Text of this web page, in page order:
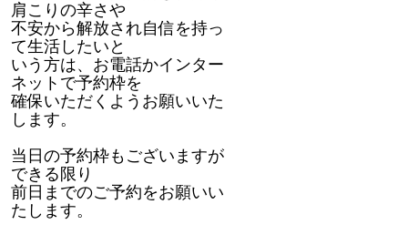
肩こりの辛さや
不安から解放され自信を持っ
て生活したいと
いう方は、お電話かインター
ネットで予約枠を
確保いただくようお願いいた
します。
当日の予約枠もございますが
できる限り
前日までのご予約をお願いい
たします。